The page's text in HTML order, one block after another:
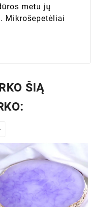
metu jų
Mikrošepetėliai
ŠIĄ